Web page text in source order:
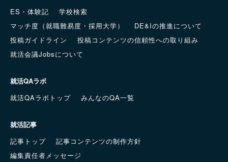
ES・体験記
学校検索
マッチ度（就職難易度・採用大学）
DE&Iの推進について
投稿ガイドライン
投稿コンテンツの信頼性への取り組み
就活会議Jobsについて
就活QAラボ
就活QAラボトップ
みんなのQA一覧
就活記事
記事トップ
記事コンテンツの制作方針
編集責任者メッセージ